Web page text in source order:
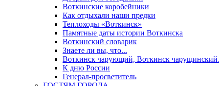
Воткинские коробейники
Как отдыхали наши предки
Теплоходы «Воткинск»
Памятные даты истории Воткинска
Воткинский словарик
Знаете ли вы, что...
Воткинск чарующий, Воткинск
К дню России
Генерал-просветитель